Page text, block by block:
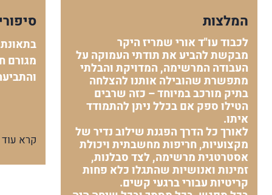
המלצות
לכבוד עו"ד אורי שמריז היקר
מבקשת להביע את תודתי העמוקה על
העבודה המרשימה, המדויקת והבלתי
מתפשרת שהובילה אותנו להצלחה
בתיק מורכב במיוחד – כזה שרבים
הטילו ספק אם בכלל ניתן להתמודד
איתו.
לאורך כל הדרך הפגנת שילוב נדיר של
מקצועיות, חריפות מחשבתית ויכולת
אסטרטגית מרשימה, לצד סבלנות,
זמינות ואנושיות שהתגלו כלא פחות
קריטיות עבורי ברגעי קשים.
מגורם
קרא עוד